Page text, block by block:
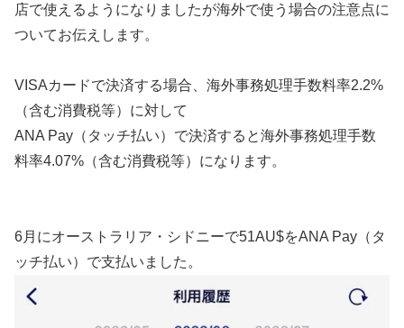
店で使えるようになりましたが海外で使う場合の注意点に
ついてお伝えします。
VISAカードで決済する場合、海外事務処理手数料率2.2%
（含む消費税等）に対して
ANA Pay（タッチ払い）で決済すると海外事務処理手数
料率4.07%（含む消費税等）になります。
6月にオーストラリア・シドニーで51AU$をANA Pay（タ
ッチ払い）で支払いました。